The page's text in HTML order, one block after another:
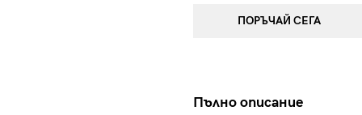
ПОРЪЧАЙ СЕГА
Пълно описание